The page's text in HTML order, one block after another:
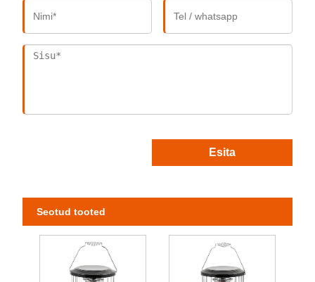
Esita
Seotud tooted